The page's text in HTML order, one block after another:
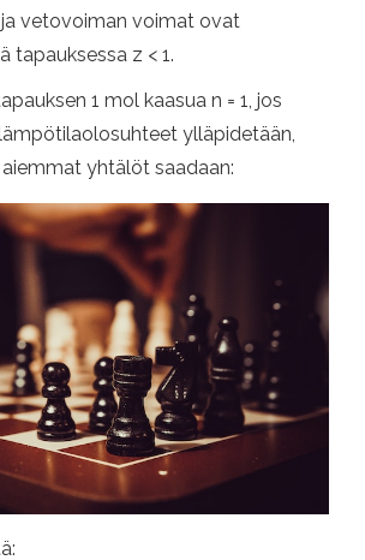
vetovoiman voimat ovat
tapauksessa z < 1.
1 mol kaasua n = 1, jos
ylläpidetään,
yhtälöt saadaan: